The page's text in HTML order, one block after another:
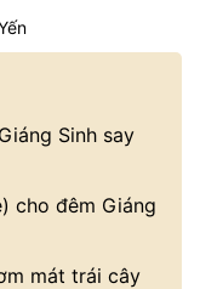
Sinh say
cho đêm Giáng
mát trái cây